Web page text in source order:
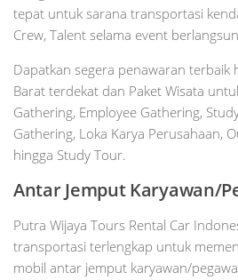
tepat untuk sarana transportasi
Crew, Talent selama event
Dapatkan segera penawaran terbaik
Barat terdekat dan Paket Wisata
Gathering, Employee Gathering,
Gathering, Loka Karya Perusahaan,
hingga Study Tour.
Antar Jemput Karyawan/
Putra Wijaya Tours Rental Car
transportasi terlengkap untuk
mobil antar jemput karyawan/